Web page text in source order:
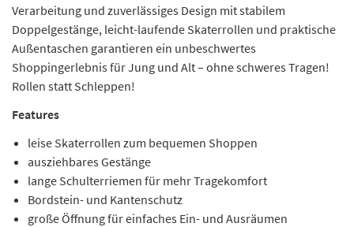
Verarbeitung und zuverlässiges Design mit stabilem
Doppelgestänge, leicht-laufende Skaterrollen und praktische
Außentaschen garantieren ein unbeschwertes
Shoppingerlebnis für Jung und Alt – ohne schweres Tragen!
Rollen statt Schleppen!
Features
leise Skaterrollen zum bequemen Shoppen
ausziehbares Gestänge
lange Schulterriemen für mehr Tragekomfort
Bordstein- und Kantenschutz
große Öffnung für einfaches Ein- und Ausräumen